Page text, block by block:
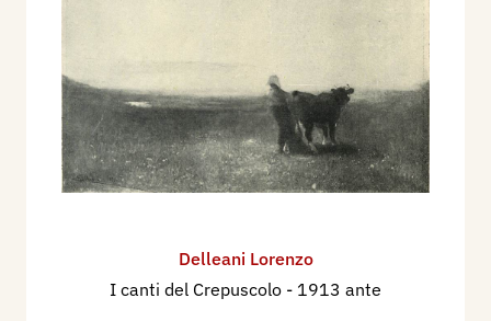
Delleani Lorenzo
I canti del Crepuscolo - 1913 ante